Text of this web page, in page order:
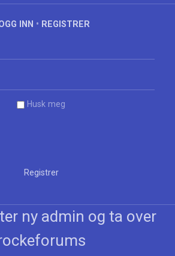
INN • REGISTRER
Husk meg
Registrer
ny admin og ta over